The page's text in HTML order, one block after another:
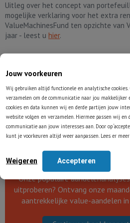
Jouw voorkeuren
Wij gebruiken altijd functionele en analytische
verzamelen om de communicatie naar jou makkelijker
cookies en data kunnen wij en derde partijen jouw
website volgen en verzamelen. Hiermee passen wij en
communicatie aan jouw interesses aan. Door op
kunt je voorkeuren altijd weer aanpassen. Lees er
Weigeren Accepteren
Uitleg over het concept van
mogelijke verklaring voor het extra
ValueMachinesFund ten opzichte van
jaar - leest u hier.
Tell-a-friend !
Bedankt voor het
Onze populaire
uitproberen? Ontvang onze
aantrekkelijke value-aandelen